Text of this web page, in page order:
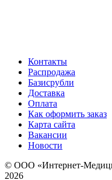
Контакты
Распродажа
Базисрубли
Доставка
Оплата
Как оформить заказ
Карта сайта
Вакансии
Новости
© ООО «Интернет-
2026